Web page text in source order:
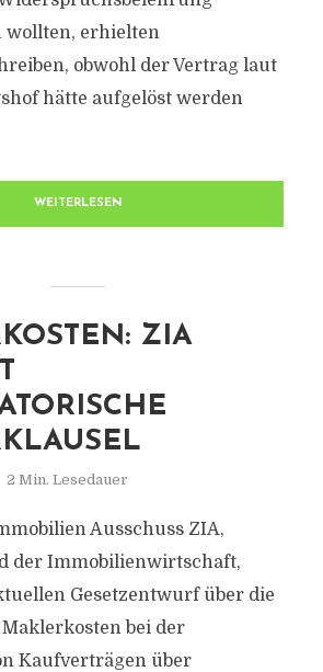
erhielten
obwohl der Vertrag laut
hätte aufgelöst werden
WEITERLESEN
ZIA
2 Min. Lesedauer
Ausschuss ZIA,
der Immobilienwirtschaft,
Gesetzentwurf über die
bei der
Kaufverträgen über